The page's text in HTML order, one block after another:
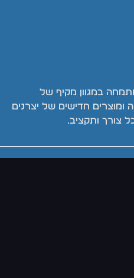
במגוון מקיף של
ומוצרים חדישים של יצרנים
צורך ותקציב.